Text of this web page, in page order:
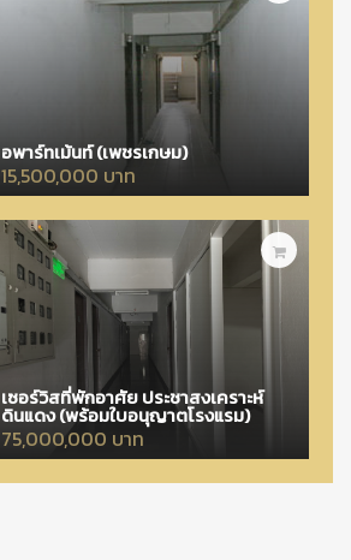
อพาร์ทเม้นท์ (เพชรเกษม)
15,500,000 บาท
เซอร์วิสที่พักอาศัย ประชาสงเคราะห์
ดินแดง (พร้อมใบอนุญาตโรงแรม)
75,000,000 บาท